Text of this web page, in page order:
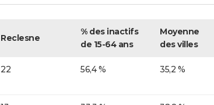
Reclesne
% des inactifs
de 15-64 ans
Moyenne
des villes
22 56,4 % 35,2 %